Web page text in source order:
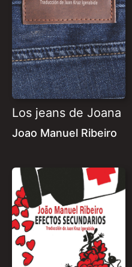
Los jeans de Joana
Joao Manuel Ribeiro